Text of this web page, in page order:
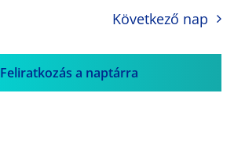
Következő nap
Feliratkozás a naptárra